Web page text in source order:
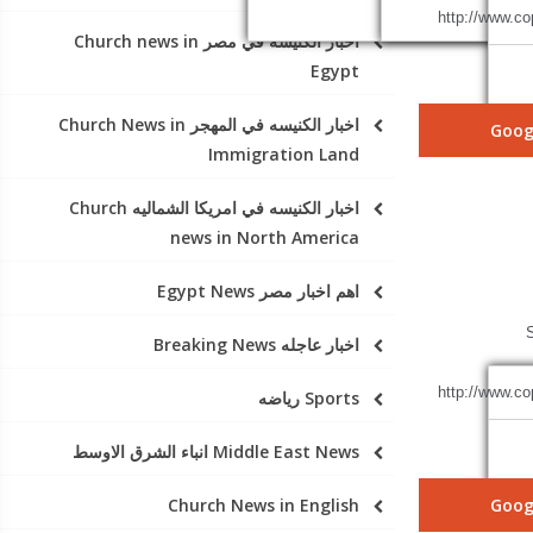
اخبار الكنيسه في مصر Church news in
Egypt
اخبار الكنيسه في المهجر Church News in
Immigration Land
اخبار الكنيسه في امريكا الشماليه Church
news in North America
اهم اخبار مصر Egypt News
اخبار عاجله Breaking News
Sports رياضه
Middle East News انباء الشرق الاوسط
Church News in English
Sorry,